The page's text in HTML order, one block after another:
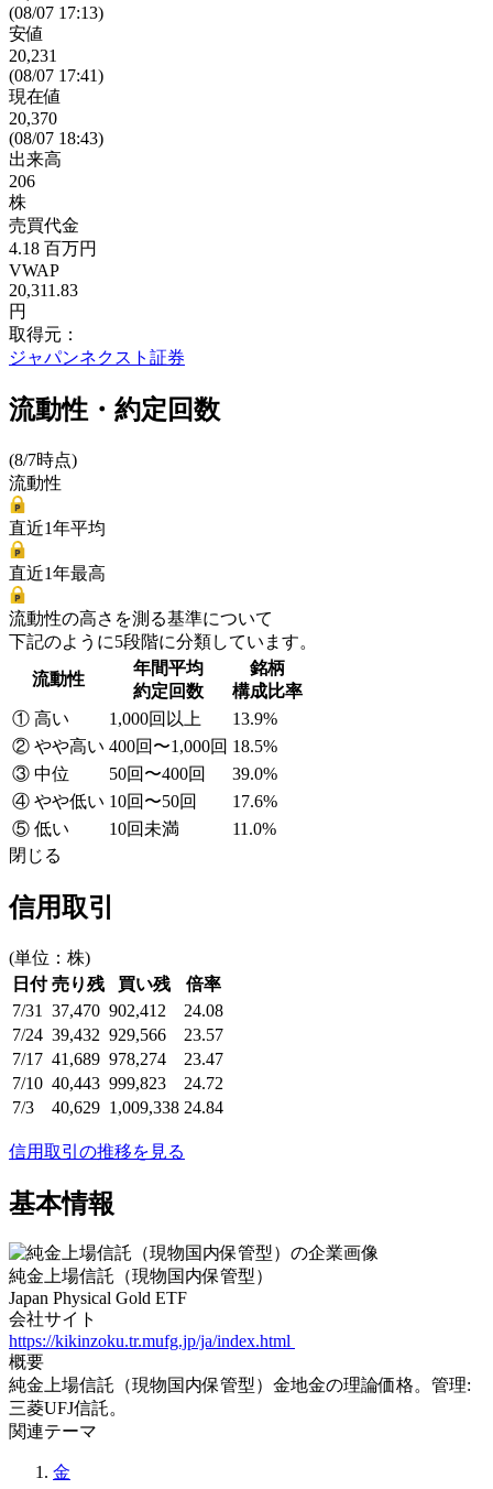
(08/07 17:13)
安値
20,231
(08/07 17:41)
現在値
20,370
(08/07 18:43)
出来高
206
株
売買代金
4.18 百万円
VWAP
20,311.83
円
取得元：
ジャパンネクスト証券
流動性・約定回数
(8/7時点)
流動性
直近1年平均
直近1年最高
流動性の高さを測る基準について
下記のように5段階に分類しています。
流動性
年間平均
約定回数
銘柄
構成比率
① 高い
1,000回以上
13.9%
② やや高い 400回〜1,000回 18.5%
③ 中位
50回〜400回
39.0%
④ やや低い 10回〜50回
17.6%
⑤ 低い
10回未満
11.0%
閉じる
信用取引
(単位：株)
日付 売り残 買い残
倍率
7/31
37,470 902,412
24.08
7/24 39,432 929,566
23.57
7/17 41,689 978,274
23.47
7/10 40,443 999,823
24.72
7/3
40,629 1,009,338 24.84
信用取引の推移を見る
基本情報
純金上場信託（現物国内保管型）
Japan Physical Gold ETF
会社サイト
https://kikinzoku.tr.mufg.jp/ja/index.html
概要
純金上場信託（現物国内保管型）金地金の理論価格。管理:
三菱UFJ信託。
関連テーマ
金